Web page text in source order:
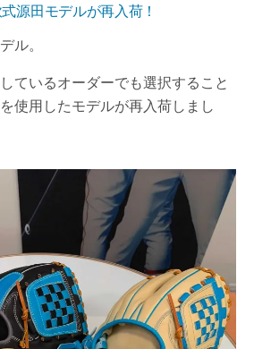
源田モデルが再入荷！
ル。
ているオーダーでも選択すること
使用したモデルが再入荷しまし